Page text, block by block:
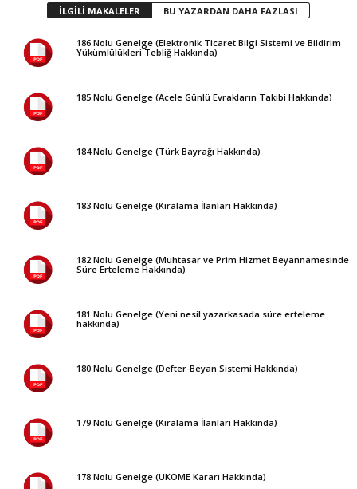
İLGİLİ MAKALELER BU YAZARDAN DAHA FAZLASI
186 Nolu Genelge (Elektronik Ticaret Bilgi Sistemi ve Bildirim
Yükümlülükleri Tebliğ Hakkında)
185 Nolu Genelge (Acele Günlü Evrakların Takibi Hakkında)
184 Nolu Genelge (Türk Bayrağı Hakkında)
183 Nolu Genelge (Kiralama İlanları Hakkında)
182 Nolu Genelge (Muhtasar ve Prim Hizmet Beyannamesinde
Süre Erteleme Hakkında)
181 Nolu Genelge (Yeni nesil yazarkasada süre erteleme
hakkında)
180 Nolu Genelge (Defter-Beyan Sistemi Hakkında)
179 Nolu Genelge (Kiralama İlanları Hakkında)
178 Nolu Genelge (UKOME Kararı Hakkında)